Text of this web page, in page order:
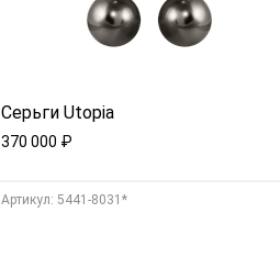
Серьги Utopia
370 000 ₽
Aртикул: 5441-8031*